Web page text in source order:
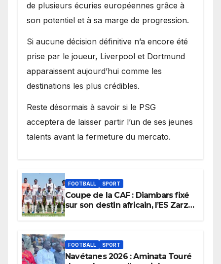
de plusieurs écuries européennes grâce à
son potentiel et à sa marge de progression.
Si aucune décision définitive n’a encore été
prise par le joueur, Liverpool et Dortmund
apparaissent aujourd’hui comme les
destinations les plus crédibles.
Reste désormais à savoir si le PSG
acceptera de laisser partir l’un de ses jeunes
talents avant la fermeture du mercato.
FOOTBALL SPORT
Coupe de la CAF : Diambars fixé
sur son destin africain, l’ES Zarzis
FOOTBALL SPORT
Navétanes 2026 : Aminata Touré